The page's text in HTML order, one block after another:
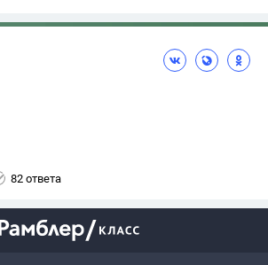
82 ответа